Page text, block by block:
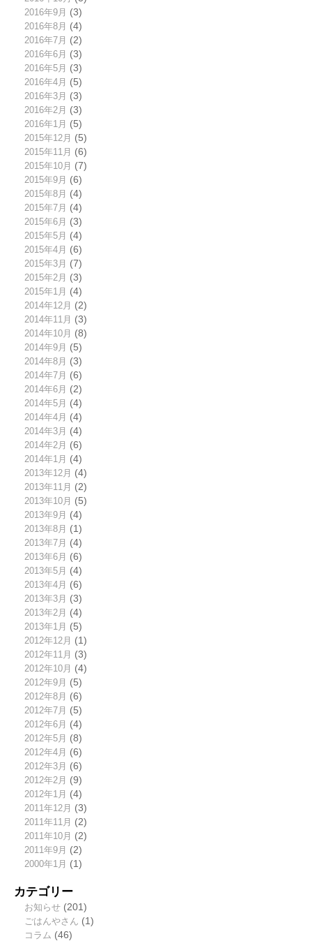
2016年9月 (3)
2016年8月 (4)
2016年7月 (2)
2016年6月 (3)
2016年5月 (3)
2016年4月 (5)
2016年3月 (3)
2016年2月 (3)
2016年1月 (5)
2015年12月 (5)
2015年11月 (6)
2015年10月 (7)
2015年9月 (6)
2015年8月 (4)
2015年7月 (4)
2015年6月 (3)
2015年5月 (4)
2015年4月 (6)
2015年3月 (7)
2015年2月 (3)
2015年1月 (4)
2014年12月 (2)
2014年11月 (3)
2014年10月 (8)
2014年9月 (5)
2014年8月 (3)
2014年7月 (6)
2014年6月 (2)
2014年5月 (4)
2014年4月 (4)
2014年3月 (4)
2014年2月 (6)
2014年1月 (4)
2013年12月 (4)
2013年11月 (2)
2013年10月 (5)
2013年9月 (4)
2013年8月 (1)
2013年7月 (4)
2013年6月 (6)
2013年5月 (4)
2013年4月 (6)
2013年3月 (3)
2013年2月 (4)
2013年1月 (5)
2012年12月 (1)
2012年11月 (3)
2012年10月 (4)
2012年9月 (5)
2012年8月 (6)
2012年7月 (5)
2012年6月 (4)
2012年5月 (8)
2012年4月 (6)
2012年3月 (6)
2012年2月 (9)
2012年1月 (4)
2011年12月 (3)
2011年11月 (2)
2011年10月 (2)
2011年9月 (2)
2000年1月 (1)
カテゴリー
お知らせ(201)
ごはんやさん (1)
コラム (46)